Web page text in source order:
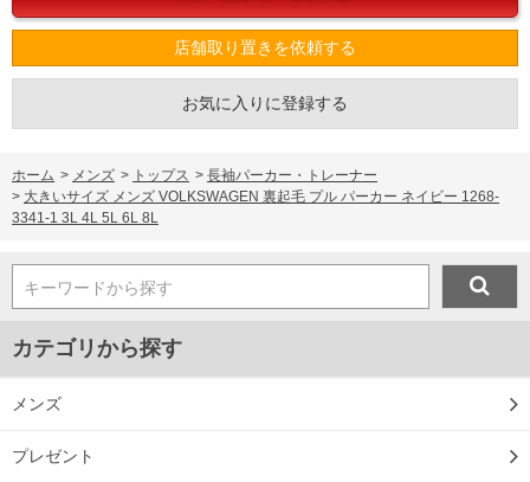
店舗取り置きを依頼する
お気に入りに登録する
ホーム > メンズ > トップス > 長袖パーカー・トレーナー
> 大きいサイズ メンズ VOLKSWAGEN 裏起毛 プル パーカー ネイビー 1268-
3341-1 3L 4L 5L 6L 8L
キーワードから探す
カテゴリから探す
メンズ
プレゼント